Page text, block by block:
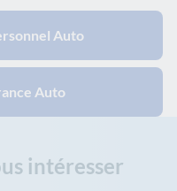
Auto
Auto
intéresser